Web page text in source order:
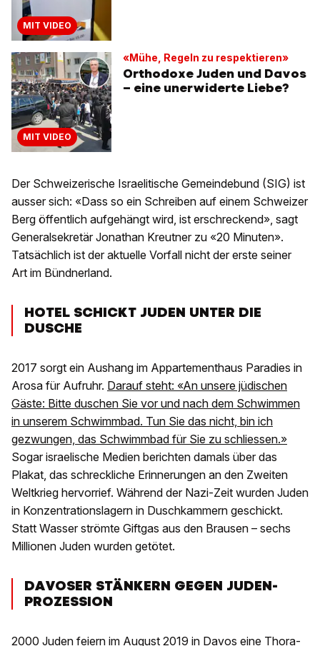
MIT VIDEO
MIT VIDEO
«Mühe, Regeln zu respektieren»
Orthodoxe Juden und Davos
– eine unerwiderte Liebe?
Der Schweizerische Israelitische Gemeindebund (SIG) ist
ausser sich: «Dass so ein Schreiben auf einem Schweizer
Berg öffentlich aufgehängt wird, ist erschreckend», sagt
Generalsekretär Jonathan Kreutner zu «20 Minuten».
Tatsächlich ist der aktuelle Vorfall nicht der erste seiner
Art im Bündnerland.
HOTEL SCHICKT JUDEN UNTER DIE
DUSCHE
2017 sorgt ein Aushang im Appartementhaus Paradies in
Arosa für Aufruhr. Darauf steht: «An unsere jüdischen
Gäste: Bitte duschen Sie vor und nach dem Schwimmen
in unserem Schwimmbad. Tun Sie das nicht, bin ich
gezwungen, das Schwimmbad für Sie zu schliessen.»
Sogar israelische Medien berichten damals über das
Plakat, das schreckliche Erinnerungen an den Zweiten
Weltkrieg hervorrief. Während der Nazi-Zeit wurden Juden
in Konzentrationslagern in Duschkammern geschickt.
Statt Wasser strömte Giftgas aus den Brausen – sechs
Millionen Juden wurden getötet.
DAVOSER STÄNKERN GEGEN JUDEN-
PROZESSION
2000 Juden feiern im August 2019 in Davos eine Thora-